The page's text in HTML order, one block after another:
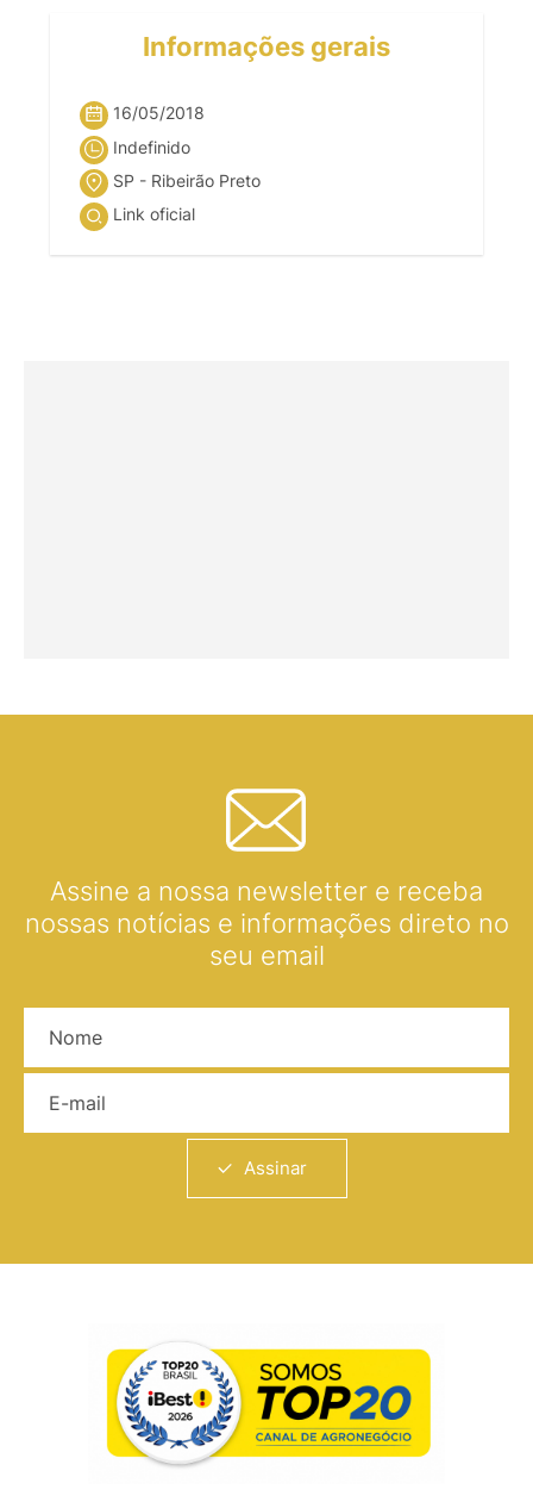
Informações gerais
16/05/2018
Indefinido
SP - Ribeirão Preto
Link oficial
Assine a nossa newsletter e receba
nossas notícias e informações direto no
seu email
Assinar